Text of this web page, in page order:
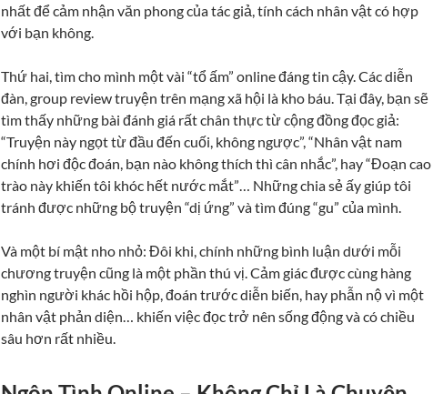
nhất để cảm nhận văn phong của tác giả, tính cách nhân vật có hợp
với bạn không.
Thứ hai, tìm cho mình một vài “tổ ấm” online đáng tin cậy. Các diễn
đàn, group review truyện trên mạng xã hội là kho báu. Tại đây, bạn sẽ
tìm thấy những bài đánh giá rất chân thực từ cộng đồng đọc giả:
“Truyện này ngọt từ đầu đến cuối, không ngược”, “Nhân vật nam
chính hơi độc đoán, bạn nào không thích thì cân nhắc”, hay “Đoạn cao
trào này khiến tôi khóc hết nước mắt”… Những chia sẻ ấy giúp tôi
tránh được những bộ truyện “dị ứng” và tìm đúng “gu” của mình.
Và một bí mật nho nhỏ: Đôi khi, chính những bình luận dưới mỗi
chương truyện cũng là một phần thú vị. Cảm giác được cùng hàng
nghìn người khác hồi hộp, đoán trước diễn biến, hay phẫn nộ vì một
nhân vật phản diện… khiến việc đọc trở nên sống động và có chiều
sâu hơn rất nhiều.